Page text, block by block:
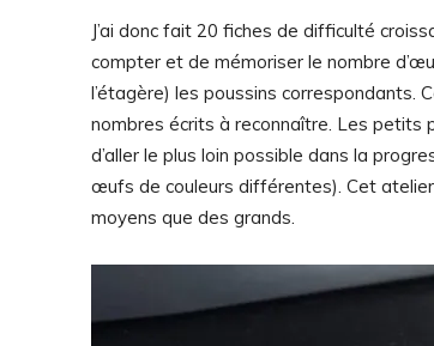
J’ai donc fait 20 fiches de difficulté
compter et de mémoriser le nombre
l’étagère) les poussins correspondants.
nombres écrits à reconnaître. Les
d’aller le plus loin possible dans la
œufs de couleurs différentes). Cet
moyens que des grands.